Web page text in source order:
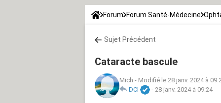
Forum Forum Santé-Médecine
Sujet Précédent
Cataracte bascule
Mich - Modifié le 28 janv. 2024 à
DCI
- 28 janv. 2024 à 09:24